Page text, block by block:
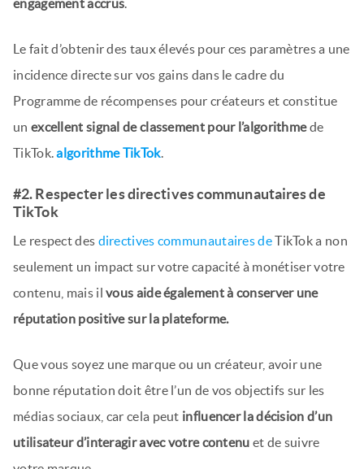
engagement accrus.
Le fait d’obtenir des taux élevés pour ces paramètres a une
incidence directe sur vos gains dans le cadre du
Programme de récompenses pour créateurs et constitue
un excellent signal de classement pour l’algorithmede
TikTok.algorithme TikTok.
#2. Respecter les directives communautaires de
TikTok
Le respect des directives communautaires deTikTok a non
seulement un impact sur votre capacité à monétiser votre
contenu, mais ilvous aide également à conserver une
réputation positive sur la plateforme.
Que vous soyez une marque ou un créateur, avoir une
bonne réputation doit être l’un de vos objectifs sur les
médias sociaux, car cela peut influencer la décision d’un
utilisateur d’interagir avec votre contenu et de suivre